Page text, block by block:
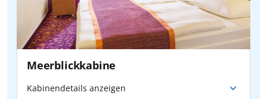
Meerblickkabine
Kabinendetails anzeigen